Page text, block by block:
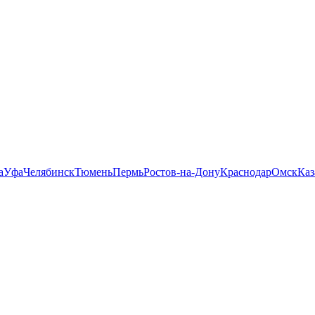
УфаЧелябинскТюменьПермьРостов-на-ДонуКраснодарОмск